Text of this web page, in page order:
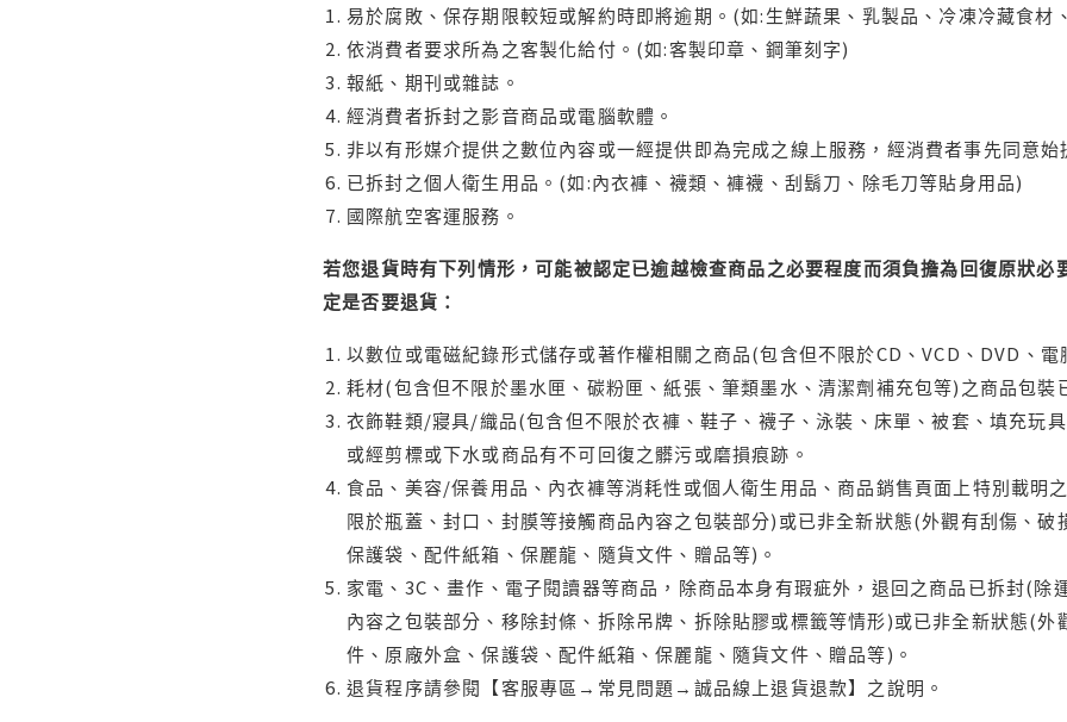
易於腐敗、保存期限較短或解約時即將逾期。(如:生鮮蔬果、乳製品、冷凍冷藏食材
依消費者要求所為之客製化給付。(如:客製印章、鋼筆刻字)
報紙、期刊或雜誌。
經消費者拆封之影音商品或電腦軟體。
非以有形媒介提供之數位內容或一經提供即為完成之線上服務，經消費者事先同意
已拆封之個人衛生用品。(如:內衣褲、襪類、褲襪、刮鬍刀、除毛刀等貼身用品)
國際航空客運服務。
若您退貨時有下列情形，可能被認定已逾越檢查商品之必要程度而須負擔為回復原狀
定是否要退貨：
以數位或電磁紀錄形式儲存或著作權相關之商品(包含但不限於CD、VCD、DVD、
耗材(包含但不限於墨水匣、碳粉匣、紙張、筆類墨水、清潔劑補充包等)之商品包
衣飾鞋類/寢具/織品(包含但不限於衣褲、鞋子、襪子、泳裝、床單、被套、填充玩
或經剪標或下水或商品有不可回復之髒污或磨損痕跡。
食品、美容/保養用品、內衣褲等消耗性或個人衛生用品、商品銷售頁面上特別載明
限於瓶蓋、封口、封膜等接觸商品內容之包裝部分)或已非全新狀態(外觀有刮傷、
保護袋、配件紙箱、保麗龍、隨貨文件、贈品等)。
家電、3C、畫作、電子閱讀器等商品，除商品本身有瑕疵外，退回之商品已拆封(
內容之包裝部分、移除封條、拆除吊牌、拆除貼膠或標籤等情形)或已非全新狀態(
件、原廠外盒、保護袋、配件紙箱、保麗龍、隨貨文件、贈品等)。
退貨程序請參閱【客服專區→常見問題→誠品線上退貨退款】之說明。